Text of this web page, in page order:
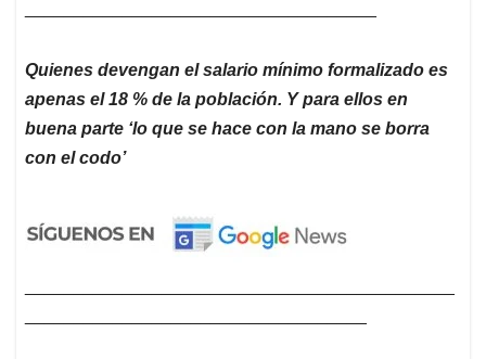
Quienes devengan el salario mínimo formalizado es
apenas el 18 % de la población. Y para ellos en
buena parte ‘lo que se hace con la mano se borra
con el codo’